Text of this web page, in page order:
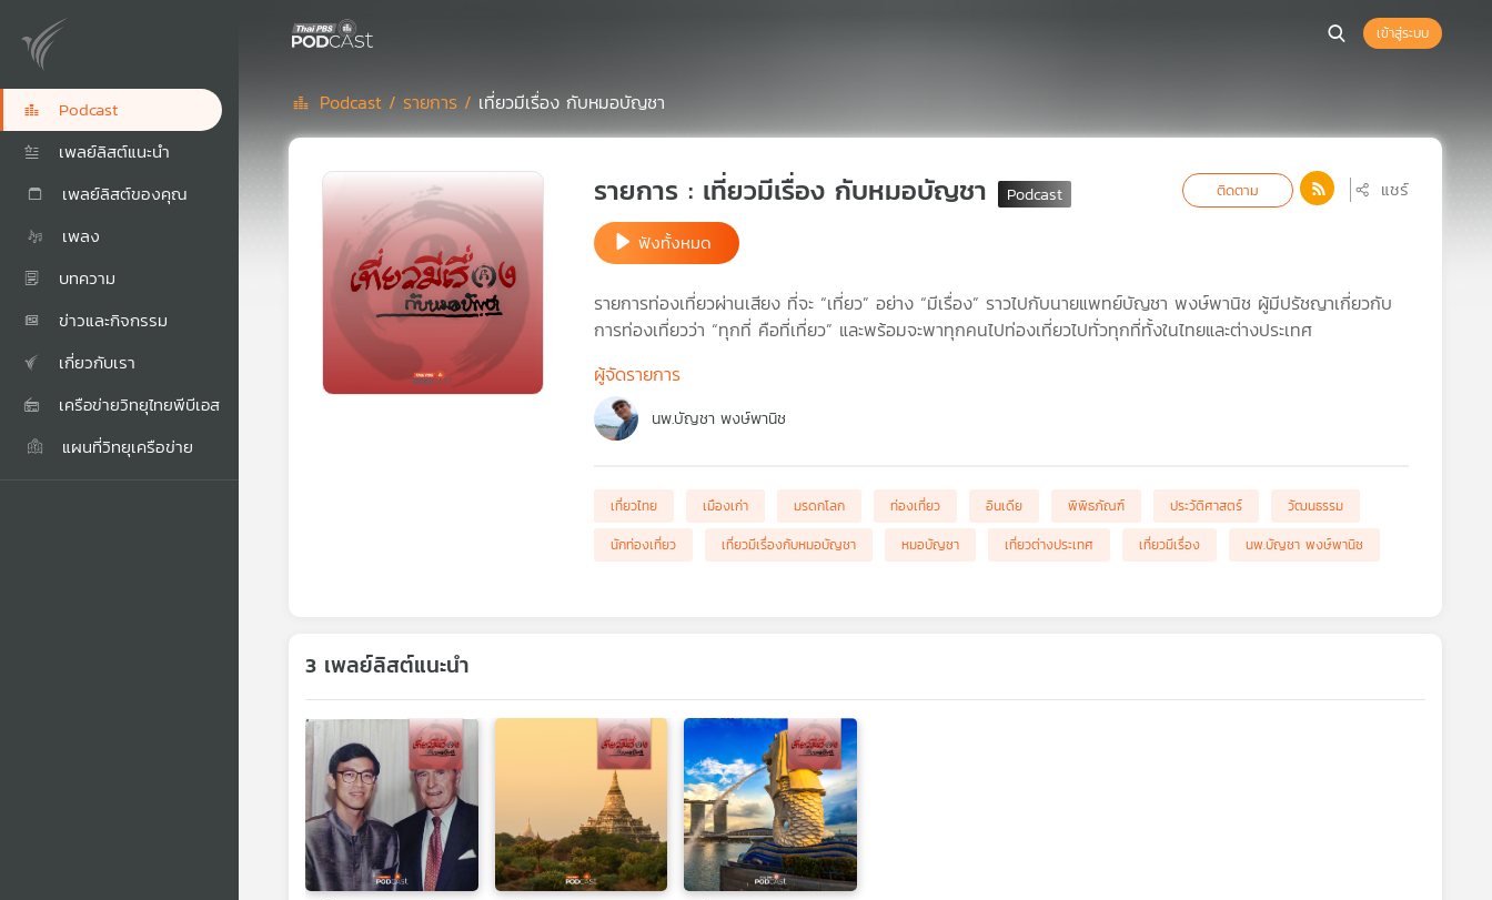
Podcast
เพลย์ลิสต์แนะนำ
เพลย์ลิสต์ของคุณ
เพลง
บทความ
ข่าวและกิจกรรม
เกี่ยวกับเรา
เครือข่ายวิทยุไทยพีบีเอส
แผนที่วิทยุเครือข่าย
เข้าสู่ระบบ
Podcast /รายการ / เที่ยวมีเรื่อง กับหมอบัญชา
รายการ : เที่ยวมีเรื่อง กับหมอบัญชา ติดตาม แชร์
ฟังทั้งหมด
รายการท่องเที่ยวผ่านเสียง ที่จะ “เที่ยว” อย่าง “มีเรื่อง” ราวไปกับนายแพทย์บัญชา พงษ์พานิช ผู้มีปรัชญาเกี่ยวกับ
การท่องเที่ยวว่า “ทุกที่ คือที่เที่ยว” และพร้อมจะพาทุกคนไปท่องเที่ยวไปทั่วทุกที่ทั้งในไทยและต่างประเทศ
ผู้จัดรายการ
นพ.บัญชา พงษ์พานิช
เที่ยวไทย เมืองเก่า มรดกโลก ท่องเที่ยว อินเดีย พิพิธภัณฑ์ ประวัติศาสตร์
วัฒนธรรม
นักท่องเที่ยว
เที่ยวมีเรื่องกับหมอบัญชา หมอบัญชา เที่ยวต่างประเทศ เที่ยวมีเรื่อง นพ.บัญชา พงษ์พานิช
3 เพลย์ลิสต์แนะนำ